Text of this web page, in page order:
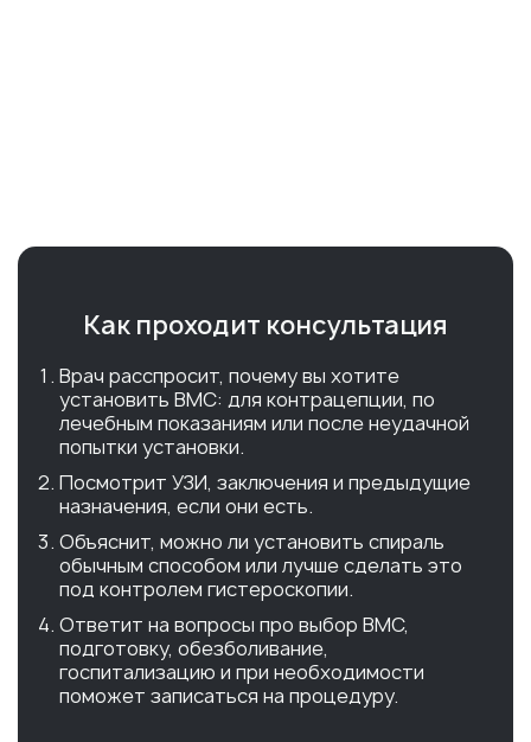
Как проходит консультация
Врач расспросит, почему вы хотите
установить ВМС: для контрацепции, по
лечебным показаниям или после неудачной
попытки установки.
Посмотрит УЗИ, заключения и предыдущие
назначения, если они есть.
Объяснит, можно ли установить спираль
обычным способом или лучше сделать это
под контролем гистероскопии.
Ответит на вопросы про выбор ВМС,
подготовку, обезболивание,
госпитализацию и при необходимости
поможет записаться на процедуру.